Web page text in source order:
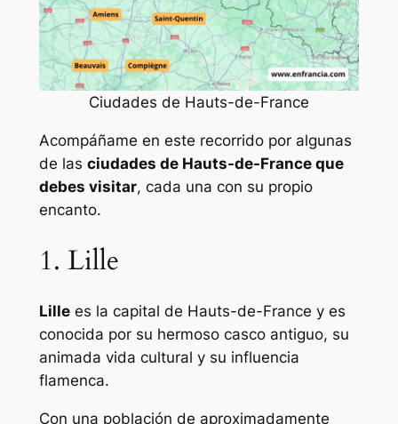
Ciudades de Hauts-de-France
Acompáñame en este recorrido por algunas
de las ciudades de Hauts-de-France que
debes visitar, cada una con su propio
encanto.
1. Lille
Lillees la capital de Hauts-de-France y es
conocida por su hermoso casco antiguo, su
animada vida cultural y su influencia
flamenca.
Con una población de aproximadamente